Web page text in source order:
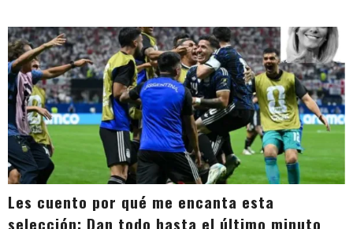
Les cuento por qué me encanta esta
selección: Dan todo hasta el último minuto